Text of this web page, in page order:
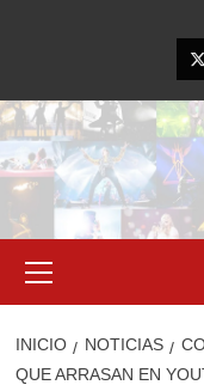
primario
INICIO NOTICIAS
QUE ARRASAN EN